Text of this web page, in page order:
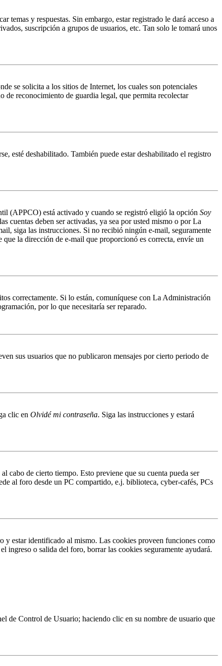
temas y respuestas. Sin embargo, estar registrado le dará acceso a
suscripción a grupos de usuarios, etc. Tan solo le tomará unos
se solicita a los sitios de Internet, los cuales son potenciales
de reconocimiento de guardia legal, que permita recolectar
esté deshabilitado. También puede estar deshabilitado el registro
(APPCO) está activado y cuando se registró eligió la opción Soy
cuentas deben ser activadas, ya sea por usted mismo o por La
siga las instrucciones. Si no recibió ningún e-mail, seguramente
la dirección de e-mail que proporcionó es correcta, envíe un
correctamente. Si lo están, comuníquese con La Administración
por lo que necesitaría ser reparado.
sus usuarios que no publicaron mensajes por cierto periodo de
clic en Olvidé mi contraseña. Siga las instrucciones y estará
cabo de cierto tiempo. Esto previene que su cuenta pueda ser
al foro desde un PC compartido, e.j. biblioteca, cyber-cafés, PCs
y estar identificado al mismo. Las cookies proveen funciones como
ingreso o salida del foro, borrar las cookies seguramente ayudará.
de Control de Usuario; haciendo clic en su nombre de usuario que